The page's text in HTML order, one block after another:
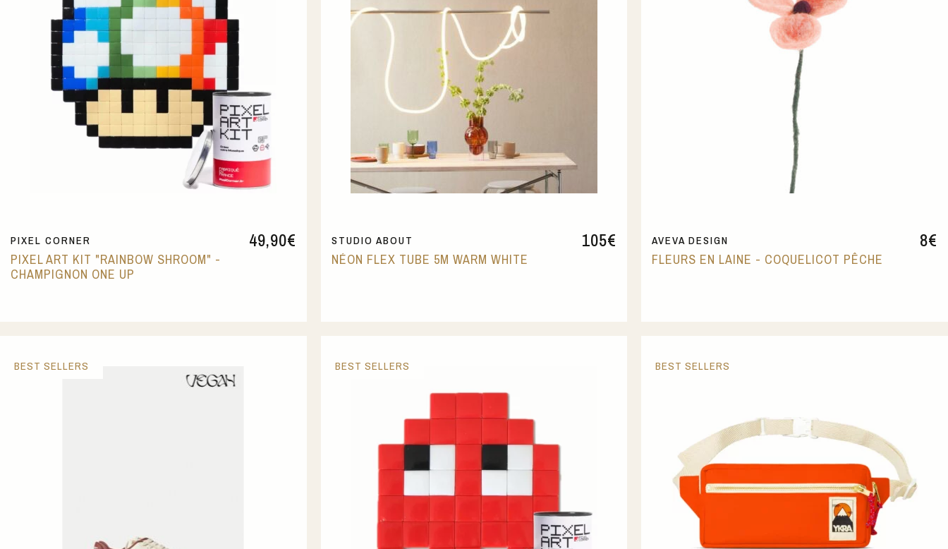
49,90€
PIXEL CORNER
PIXEL ART KIT "RAINBOW SHROOM" -
CHAMPIGNON ONE UP
105€
STUDIO ABOUT
NÉON FLEX TUBE 5M WARM WHITE
8€
AVEVA DESIGN
FLEURS EN LAINE - COQUELICOT PÊCHE
BEST SELLERS BEST SELLERS BEST SELLERS